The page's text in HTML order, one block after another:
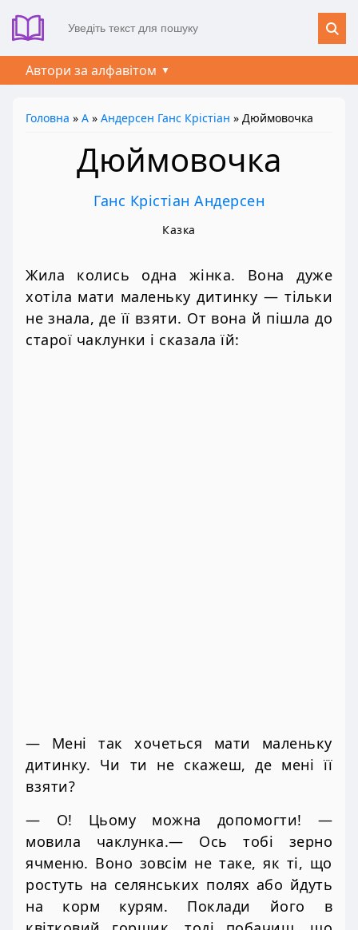
Автори за алфавітом
Головна » А » Андерсен Ганс Крістіан » Дюймовочка
Дюймовочка
Ганс Крістіан Андерсен
Казка
Жила колись одна жінка. Вона дуже
хотіла мати маленьку дитинку — тільки
не знала, де її взяти. От вона й пішла до
старої чаклунки і сказала їй:
— Мені так хочеться мати маленьку
дитинку. Чи ти не скажеш, де мені її
взяти?
— О! Цьому можна допомогти! —
мовила чаклунка.— Ось тобі зерно
ячменю. Воно зовсім не таке, як ті, що
ростуть на селянських полях або йдуть
на корм курям. Поклади його в